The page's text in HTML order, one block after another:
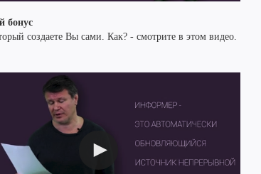
бонус
создаете Вы сами. Как? - смотрите в этом видео.